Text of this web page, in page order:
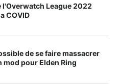
l'Overwatch League 2022
COVID
de se faire massacrer
mod pour Elden Ring